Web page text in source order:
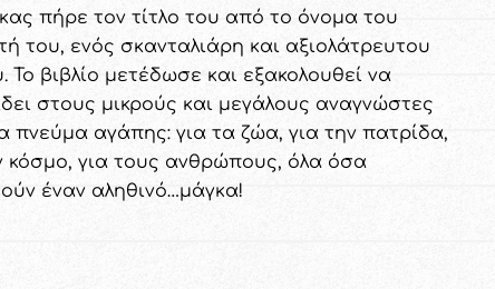
πήρε τον τίτλο του από το όνομα του
του, ενός σκανταλιάρη και αξιολάτρευτου
Το βιβλίο μετέδωσε και εξακολουθεί να
στους μικρούς και μεγάλους αναγνώστες
πνεύμα αγάπης: για τα ζώα, για την πατρίδα,
κόσμο, για τους ανθρώπους, όλα όσα
έναν αληθινό…μάγκα!